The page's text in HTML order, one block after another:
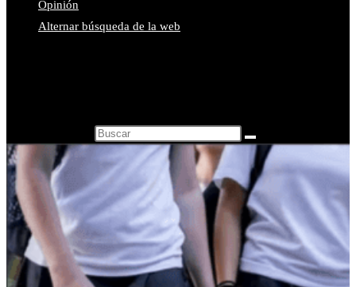
Opinión
Alternar búsqueda de la web